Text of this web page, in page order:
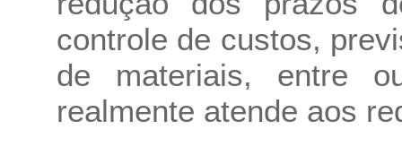
controle de custos,
de materiais, entre
realmente atende aos